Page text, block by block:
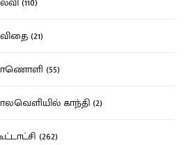
(21)
(55)
காந்தி (2)
(262)